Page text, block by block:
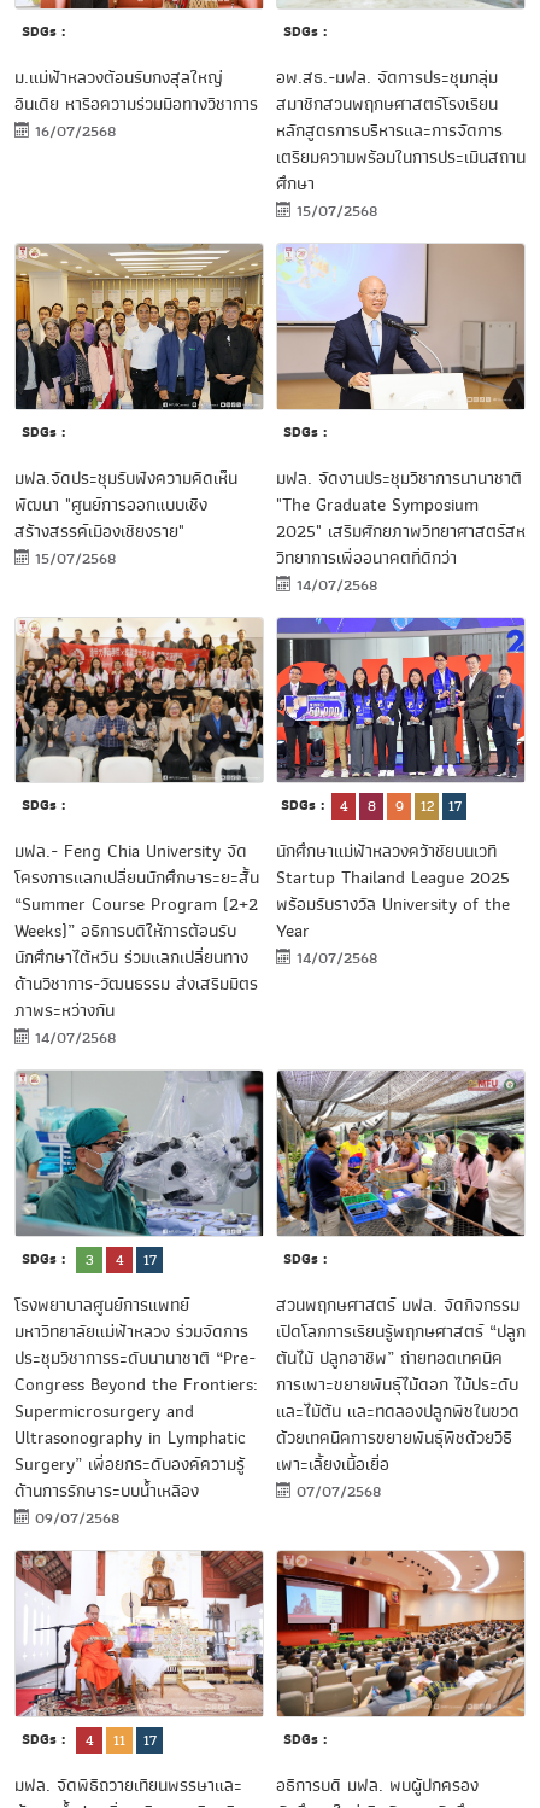
SDGs :
ม.แม่ฟ้าหลวงต้อนรับกงสุลใหญ่
อินเดีย หารือความร่วมมือทางวิชาการ
16/07/2568
SDGs :
อพ.สธ.-มฟล. จัดการประชุมกลุ่ม
สมาชิกสวนพฤกษศาสตร์โรงเรียน
หลักสูตรการบริหารและการจัดการ
เตรียมความพร้อมในการประเมินสถาน
ศึกษา
15/07/2568
SDGs :
มฟล.จัดประชุมรับฟังความคิดเห็น
พัฒนา "ศูนย์การออกแบบเชิง
สร้างสรรค์เมืองเชียงราย"
15/07/2568
SDGs :
มฟล. จัดงานประชุมวิชาการนานาชาติ
"The Graduate Symposium
2025" เสริมศักยภาพวิทยาศาสตร์สห
วิทยาการเพื่ออนาคตที่ดีกว่า
14/07/2568
SDGs :
มฟล.- Feng Chia University จัด
โครงการแลกเปลี่ยนนักศึกษาระยะสั้น
“Summer Course Program (2+2
Weeks)” อธิการบดีให้การต้อนรับ
นักศึกษาไต้หวัน ร่วมแลกเปลี่ยนทาง
ด้านวิชาการ-วัฒนธรรม ส่งเสริมมิตร
ภาพระหว่างกัน
14/07/2568
SDGs : 4 8 9 12 17
นักศึกษาแม่ฟ้าหลวงคว้าชัยบนเวที
Startup Thailand League 2025
พร้อมรับรางวัล University of the
Year
14/07/2568
SDGs : 3 4 17
โรงพยาบาลศูนย์การแพทย์
มหาวิทยาลัยแม่ฟ้าหลวง ร่วมจัดการ
ประชุมวิชาการระดับนานาชาติ “Pre-
Congress Beyond the Frontiers:
Supermicrosurgery and
Ultrasonography in Lymphatic
Surgery” เพื่อยกระดับองค์ความรู้
ด้านการรักษาระบบน้ำเหลือง
09/07/2568
SDGs :
สวนพฤกษศาสตร์ มฟล. จัดกิจกรรม
เปิดโลกการเรียนรู้พฤกษศาสตร์ “ปลูก
ต้นไม้ ปลูกอาชีพ” ถ่ายทอดเทคนิค
การเพาะขยายพันธุ์ไม้ดอก ไม้ประดับ
และไม้ต้น และทดลองปลูกพืชในขวด
ด้วยเทคนิคการขยายพันธุ์พืชด้วยวิธี
เพาะเลี้ยงเนื้อเยื่อ
07/07/2568
SDGs : 4 11 17
มฟล. จัดพิธีถวายเทียนพรรษาและ
SDGs :
อธิการบดี มฟล. พบผู้ปกครอง